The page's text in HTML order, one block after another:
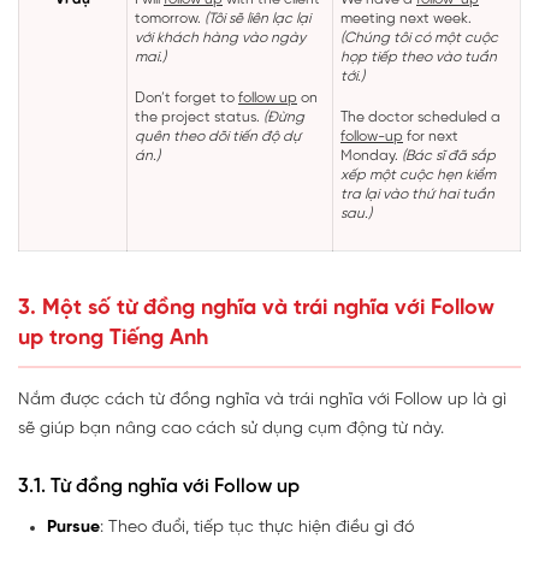
tomorrow. (Tôi sẽ liên lạc lại
với khách hàng vào ngày
mai.)
Don’t forget to follow up on
the project status. (Đừng
quên theo dõi tiến độ dự
án.)
meeting next week.
(Chúng tôi có một cuộc
họp tiếp theo vào tuần
tới.)
The doctor scheduled a
follow-up for next
Monday. (Bác sĩ đã sắp
xếp một cuộc hẹn kiểm
tra lại vào thứ hai tuần
sau.)
3. Một số từ đồng nghĩa và trái nghĩa với Follow
up trong Tiếng Anh
Nắm được cách từ đồng nghĩa và trái nghĩa với Follow up là gì
sẽ giúp bạn nâng cao cách sử dụng cụm động từ này.
3.1. Từ đồng nghĩa với Follow up
Pursue: Theo đuổi, tiếp tục thực hiện điều gì đó